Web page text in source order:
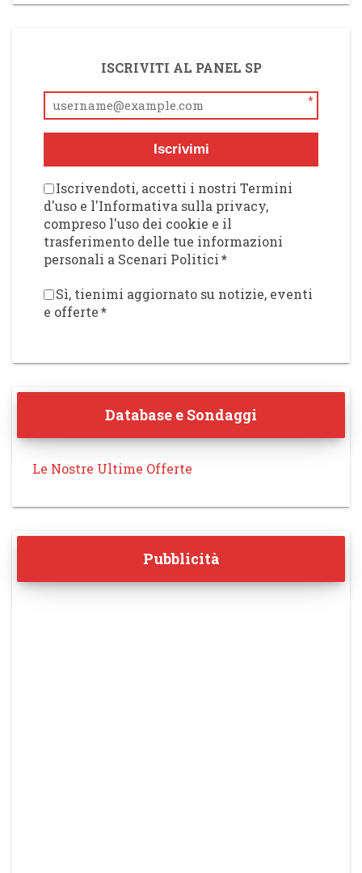
ISCRIVITI AL PANEL SP
*
Iscrivimi
Iscrivendoti, accetti i nostri Termini
d'uso e l'Informativa sulla privacy,
compreso l'uso dei cookie e il
trasferimento delle tue informazioni
personali a Scenari Politici*
Sì, tienimi aggiornato su notizie, eventi
e offerte*
Database e Sondaggi
Le Nostre Ultime Offerte
Pubblicità